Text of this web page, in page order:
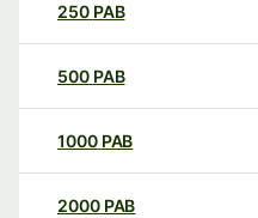
250 PAB
500 PAB
1000 PAB
2000 PAB